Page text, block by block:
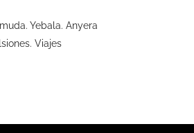
Yebala. Anyera
Viajes